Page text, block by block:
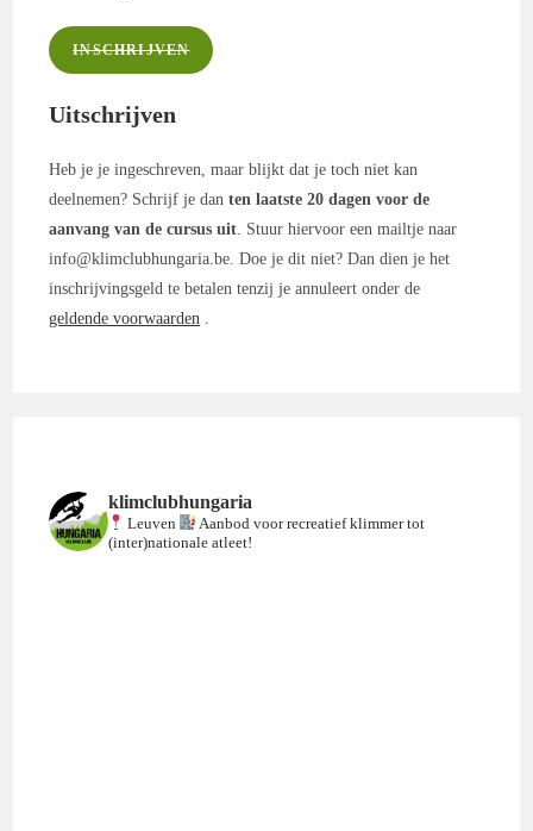
INSCHRIJVEN
Uitschrijven
Heb je je ingeschreven, maar blijkt dat je toch niet kan
deelnemen? Schrijf je danten laatste 20 dagen voor de
aanvang van de cursus uit . Stuur hiervoor een mailtje naar
info@klimclubhungaria.be. Doe je dit niet? Dan dien je het
inschrijvingsgeld te betalen tenzij je annuleert onder de
geldende voorwaarden
klimclubhungaria
Leuven
Aanbod voor recreatief klimmer tot
(inter)nationale atleet!